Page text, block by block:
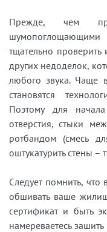
Прежде, чем
тщательно
других недоделок,
любого звука. Чаще
становятся
Поэтому для
отверстия, стыки
ротбандом (смесь
оштукатурить стены –
Следует помнить,
обшивать ваше
сертификат и быть
намереваетесь